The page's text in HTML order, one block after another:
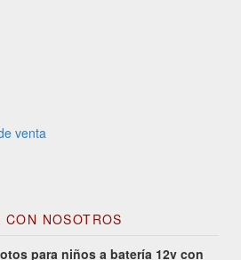
venta
NOSOTROS
para niños a batería 12v con